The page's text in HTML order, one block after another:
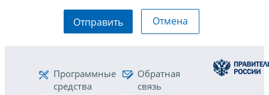
Отправить Отмена
Программные
средства
Обратная
связь